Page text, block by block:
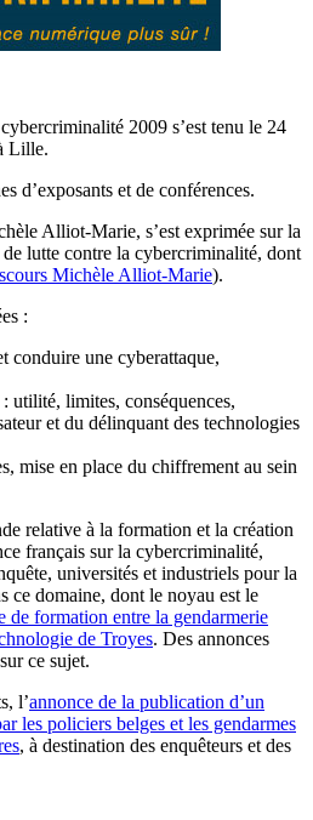
2009 s’est tenu le 24
Lille.
d’exposants et de conférences.
Alliot-Marie, s’est exprimée sur la
lutte contre la cybercriminalité, dont
Michèle Alliot-Marie).
:
conduire une cyberattaque,
utilité, limites, conséquences,
et du délinquant des technologies
mise en place du chiffrement au sein
relative à la formation et la création
français sur la cybercriminalité,
universités et industriels pour la
ce domaine, dont le noyau est le
de formation entre la gendarmerie
de Troyes. Des annonces
ce sujet.
l’annonce de la publication d’un
les policiers belges et les gendarmes
, à destination des enquêteurs et des